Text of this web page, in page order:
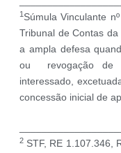
1 Súmula Vinculante
Tribunal de Contas
a ampla defesa
ou revogação de
interessado,
concessão inicial de
2 STF, RE 1.107.346,